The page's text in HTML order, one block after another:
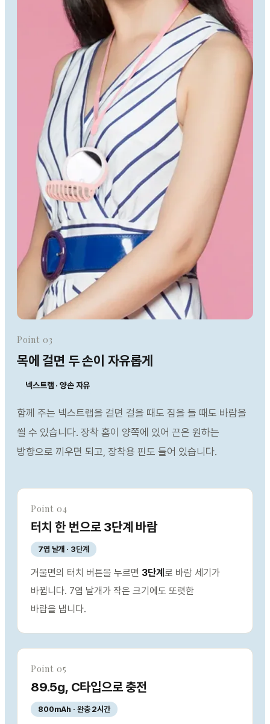
Point 03
목에 걸면 두 손이 자유롭게
넥스트랩 · 양손 자유
함께 주는 넥스트랩을 걸면 걸을 때도 짐을 들 때도 바람을
쐴 수 있습니다. 장착 홈이 양쪽에 있어 끈은 원하는
방향으로 끼우면 되고, 장착용 핀도 들어 있습니다.
Point 04
터치 한 번으로 3단계 바람
7엽 날개 · 3단계
거울면의 터치 버튼을 누르면 3단계 로 바람 세기가
바뀝니다. 7엽 날개가 작은 크기에도 또렷한
바람을 냅니다.
Point 05
89.5g, C타입으로 충전
800mAh · 완충 2시간